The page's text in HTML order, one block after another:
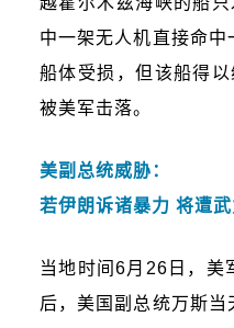
中一架无人机直接命中
船体受损，但该船得
被美军击落。
美副总统威胁：
若伊朗诉诸暴力 将遭
当地时间6月26日，美
后，美国副总统万斯当